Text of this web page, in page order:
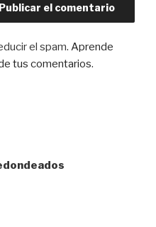
el spam. Aprende
tus comentarios.